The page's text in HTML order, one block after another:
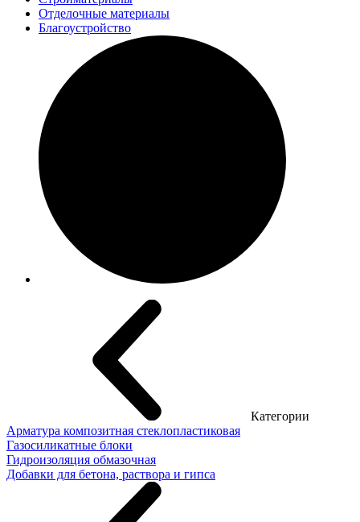
Отделочные материалы
Благоустройство
Категории
Арматура композитная стеклопластиковая
Газосиликатные блоки
Гидроизоляция обмазочная
Добавки для бетона, раствора и гипса